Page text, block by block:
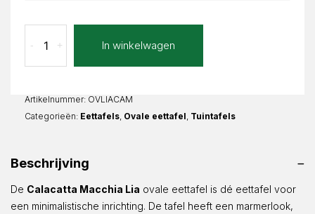
Macchia
Lia
aantal
+
- In winkelwagen
Artikelnummer: OVLIACAM
Categorieën: Eettafels Ovale eettafel Tuintafels
Beschrijving
De Calacatta Macchia Lia ovale eettafel is dé eettafel voor
een minimalistische inrichting. De tafel heeft een marmerlook,